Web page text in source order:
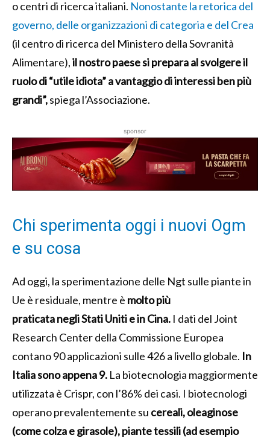
o centri di ricerca italiani. Nonostante la retorica del
governo, delle organizzazioni di categoria e del Crea
(il centro di ricerca del Ministero della Sovranità
Alimentare),il nostro paese si prepara al svolgere il
ruolo di “utile idiota” a vantaggio di interessi ben più
grandi”,spiega l’Associazione.
sponsor
Chi sperimenta oggi i nuovi Ogm
e su cosa
Ad oggi, la sperimentazione delle Ngt sulle piante in
Ue è residuale, mentre è molto più
praticata negli Stati Uniti e in Cina. I dati del Joint
Research Center della Commissione Europea
contano 90 applicazioni sulle 426 a livello globale. In
Italia sono appena 9. La biotecnologia maggiormente
utilizzata è Crispr, con l’86% dei casi. I biotecnologi
operano prevalentemente su cereali, oleaginose
(come colza e girasole), piante tessili (ad esempio